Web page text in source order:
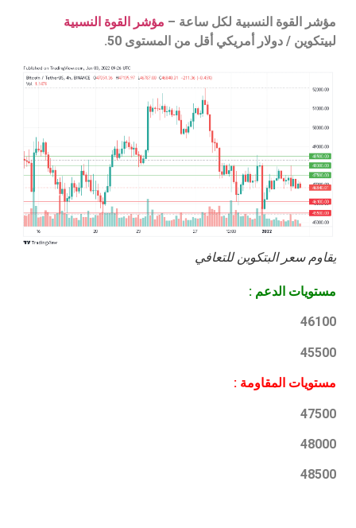
مؤشر القوة النسبية لكل ساعة – مؤشر القوة النسبية
لبيتكوين / دولار أمريكي أقل من المستوى 50.
يقاوم سعر البتكوين للتعافي
مستويات الدعم :
46100
45500
مستويات المقاومة :
47500
48000
48500